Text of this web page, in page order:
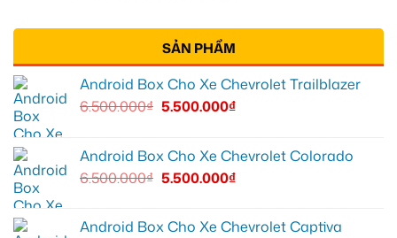
SẢN PHẨM
Android Box Cho Xe Chevrolet Trailblazer
6.500.000₫ 5.500.000₫
Android Box Cho Xe Chevrolet Colorado
6.500.000₫ 5.500.000₫
Android Box Cho Xe Chevrolet Captiva